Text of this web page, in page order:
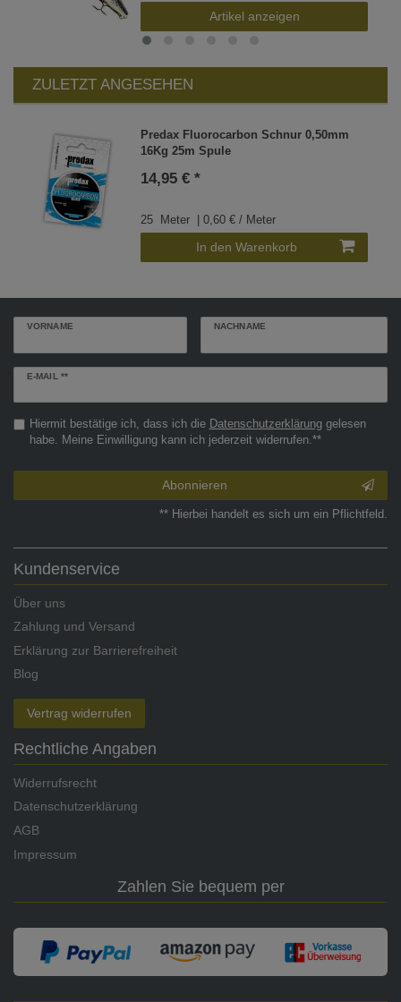
Artikel anzeigen
ZULETZT ANGESEHEN
Predax Fluorocarbon Schnur 0,50mm
16Kg 25m Spule
14,95 € *
25 Meter | 0,60 € / Meter
In den Warenkorb
VORNAME NACHNAME
E-MAIL **
Newsletter
Hiermit bestätige ich, dass ich die Daten­schutz­erklärunggelesen
habe. Meine Einwilligung kann ich jederzeit widerrufen.**
Abonnieren
** Hierbei handelt es sich um ein Pflichtfeld.
Kundenservice
Über uns
Zahlung und Versand
Erklärung zur Barrierefreiheit
Blog
Vertrag widerrufen
Rechtliche Angaben
Widerrufsrecht
Datenschutzerklärung
AGB
Impressum
Zahlen Sie bequem per